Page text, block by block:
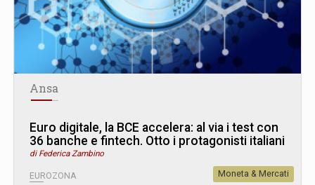
Ansa
Euro digitale, la BCE accelera: al via i test con
36 banche e fintech. Otto i protagonisti italiani
di Federica Zambino
EUROZONA Moneta & Mercati